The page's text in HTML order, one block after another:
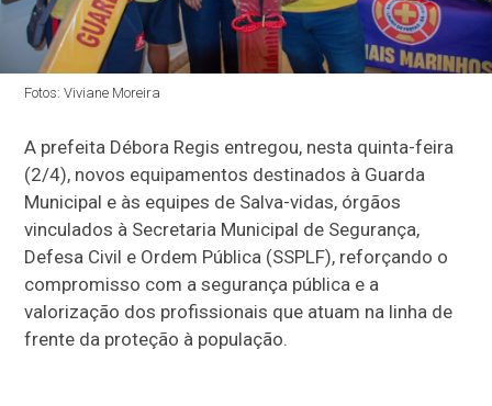
Fotos: Viviane Moreira
A prefeita Débora Regis entregou, nesta quinta-feira
(2/4), novos equipamentos destinados à Guarda
Municipal e às equipes de Salva-vidas, órgãos
vinculados à Secretaria Municipal de Segurança,
Defesa Civil e Ordem Pública (SSPLF), reforçando o
compromisso com a segurança pública e a
valorização dos profissionais que atuam na linha de
frente da proteção à população.